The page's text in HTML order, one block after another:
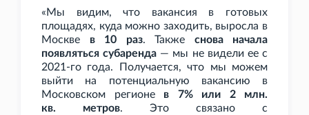
«Мы видим, что вакансия в готовых
площадях, куда можно заходить, выросла в
Москве в 10 раз. Также снова начала
появляться субаренда — мы не видели ее с
2021-го года. Получается, что мы можем
выйти на потенциальную вакансию в
Московском регионе в 7% или 2
млн.
кв.
метров. Это связано с